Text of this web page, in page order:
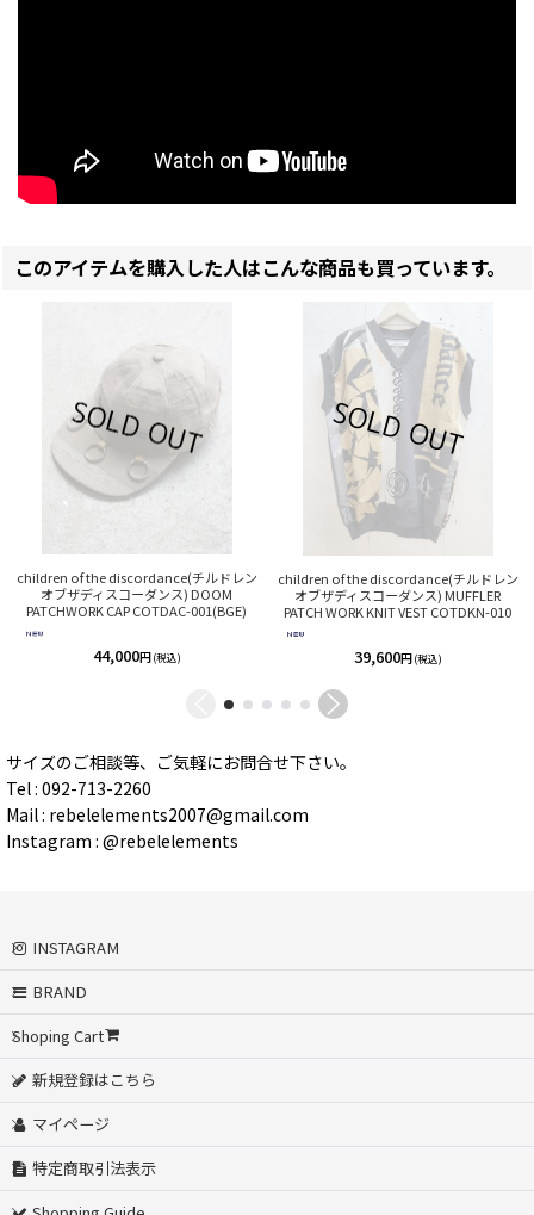
このアイテムを購入した人はこんな商品も買っています。
children of the discordance(チルドレン
オブザディスコーダンス) DOOM
PATCHWORK CAP COTDAC-001(BGE)
44,000円 (税込)
children of the discordance(チルドレン
オブザディスコーダンス) MUFFLER
PATCH WORK KNIT VEST COTDKN-010
39,600円 (税込)
サイズのご相談等、ご気軽にお問合せ下さい。
Tel : 092-713-2260
Mail : rebelelements2007@gmail.com
Instagram : @rebelelements
INSTAGRAM
BRAND
Shoping Cart
新規登録はこちら
マイページ
特定商取引法表示